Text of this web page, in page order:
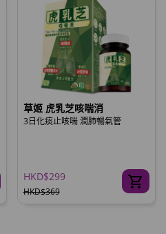
草姬 虎乳芝咳喘消
3日化痰止咳喘 潤肺暢氣管
HKD$299
HKD$369